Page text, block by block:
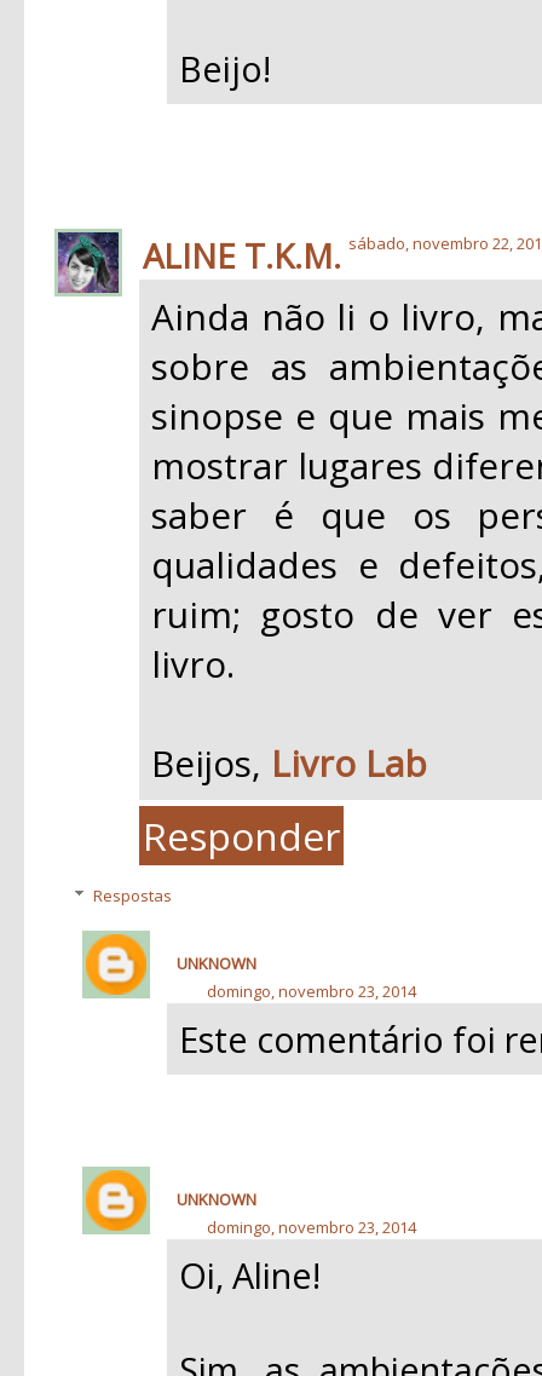
Beijo!
ALINE T.K.M. sábado, novembro 22,
Ainda não li o livro,
sobre as
sinopse e que mais
mostrar lugares
saber é que os
qualidades e
ruim; gosto de ver
livro.
Beijos, Livro Lab
Responder
Respostas
UNKNOWN
domingo, novembro 23, 2014
Este comentário foi
UNKNOWN
domingo, novembro 23, 2014
Oi, Aline!